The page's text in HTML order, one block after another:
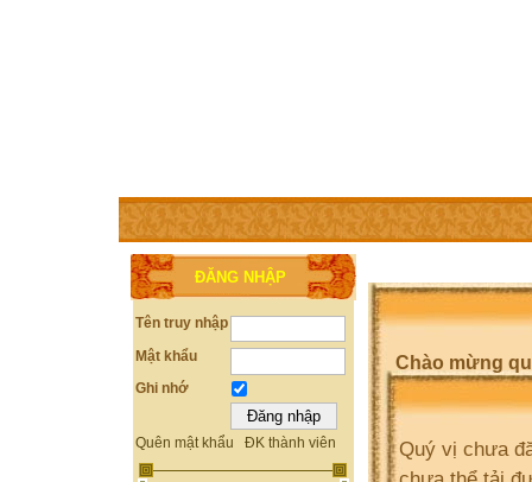
TRANG CHỦ THÀNH VIÊN TRỢ GIÚP WEBSITE
ĐĂNG NHẬP
Tên truy nhập
Mật khẩu
Ghi nhớ
Quên mật khẩu ĐK thành viên
Chào mừng
Quý vị chưa